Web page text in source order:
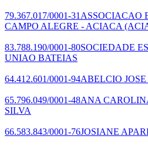
79.367.017/0001-31 ASSOCIACAO
CAMPO ALEGRE - ACIACA
83.788.190/0001-80SOCIEDADE
UNIAO BATEIAS
64.412.601/0001-94ABELCIO
65.796.049/0001-48ANA
SILVA
66.583.843/0001-76JOSIANE